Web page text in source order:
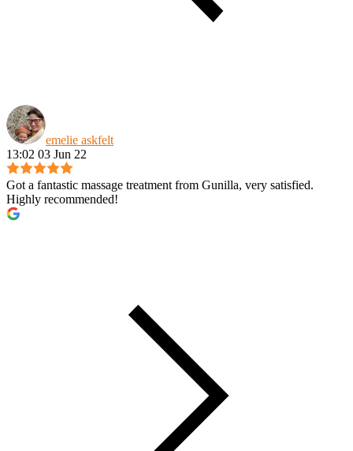
emelie askfelt
13:02 03 Jun 22
Got a fantastic massage treatment from Gunilla, very satisfied.
Highly recommended!